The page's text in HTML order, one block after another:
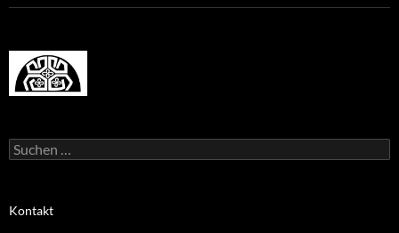
Suchen
nach:
Kontakt